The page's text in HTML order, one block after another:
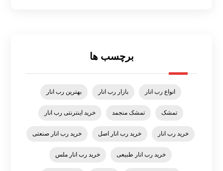
برچسب ها
انواع رب انار بازار رب انار بهترین رب انار
تمشک تمشک منجمد خرید اینترنتی رب انار
خرید رب انار خرید رب انار اصل خرید رب انار صنعتی
خرید رب انار طبیعی خرید رب انار ملس